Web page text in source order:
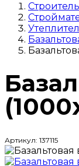
Артикул: 137115